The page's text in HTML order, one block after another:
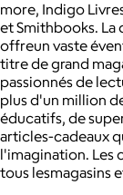
more, Indigo
et Smithbooks. La
offreun vaste
titre de grand
passionnés de
plus d'un million
éducatifs, de
articles-cadeaux
l'imagination. Les
tous lesmagasins